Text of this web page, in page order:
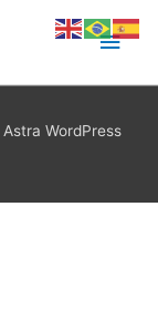
Astra WordPress